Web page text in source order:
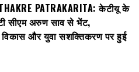
PATRAKARITA: केटीयू के
सीएम अरुण साव से भेंट,
विकास और युवा सशक्तिकरण पर हुई